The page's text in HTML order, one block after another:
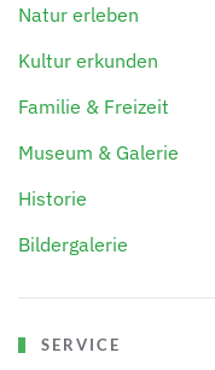
Natur erleben
Kultur erkunden
Familie & Freizeit
Museum & Galerie
Historie
Bildergalerie
SERVICE